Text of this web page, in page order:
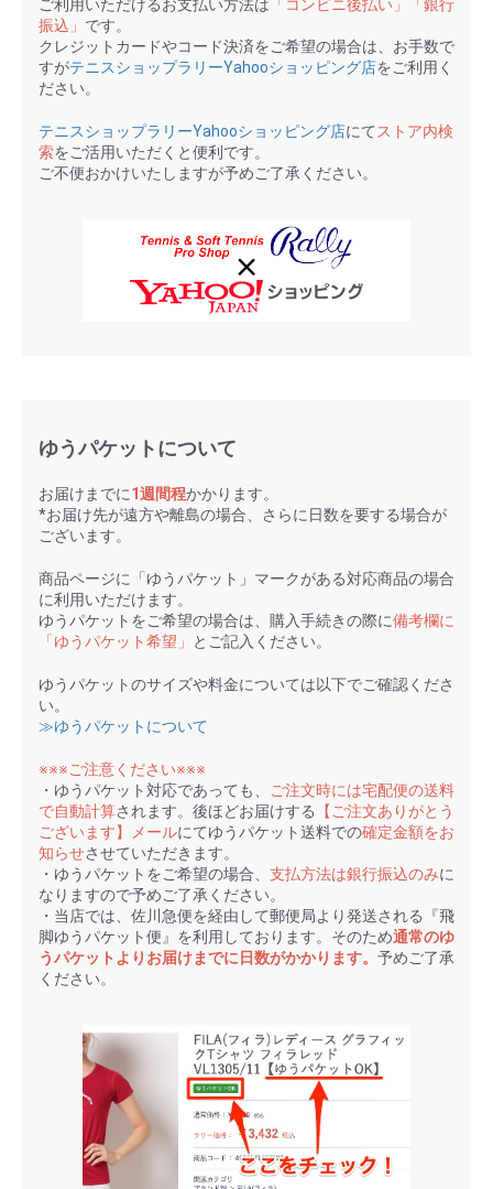
ご利用いただけるお支払い方法は 「コンビニ後払い」「銀行
振込」 です。
クレジットカードやコード決済をご希望の場合は、お手数で
すがテニスショップラリーYahooショッピング店をご利用く
ださい。
テニスショップラリーYahooショッピング店にて ストア内検
索をご活用いただくと便利です。
ご不便おかけいたしますが予めご了承ください。
ゆうパケットについて
お届けまでに1週間程かかります。
*お届け先が遠方や離島の場合、さらに日数を要する場合が
ございます。
商品ページに「ゆうパケット」マークがある対応商品の場合
に利用いただけます。
ゆうパケットをご希望の場合は、購入手続きの際に備考欄に
「ゆうパケット希望」
とご記入ください。
ゆうパケットのサイズや料金については以下でご確認くださ
い。
≫ゆうパケットについて
※※※ご注意ください※※※
・ゆうパケット対応であっても、
ご注文時には宅配便の送料
で自動計算されます。後ほどお届けする
【ご注文ありがとう
ございます】メールにてゆうパケット送料での確定金額をお
知らせさせていただきます。
・ゆうパケットをご希望の場合、 支払方法は銀行振込のみに
なりますので予めご了承ください。
・当店では、佐川急便を経由して郵便局より発送される『飛
脚ゆうパケット便』を利用しております。そのため通常のゆ
うパケットよりお届けまでに日数がかかります。 予めご了承
ください。